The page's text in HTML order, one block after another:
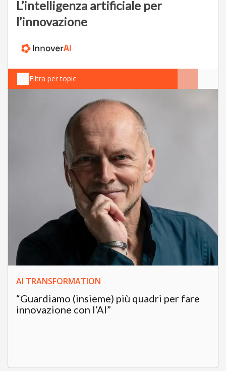
L’intelligenza artificiale per
l’innovazione
Filtra per topic
AI TRANSFORMATION
“Guardiamo (insieme) più quadri per fare
innovazione con l’AI”